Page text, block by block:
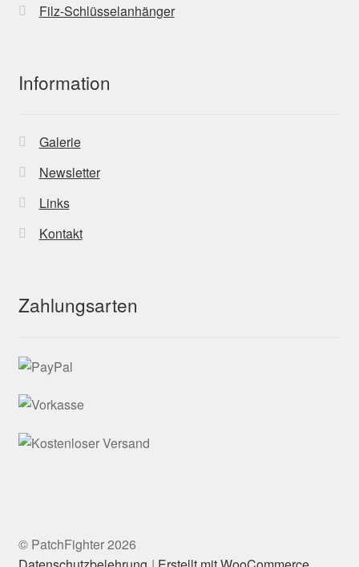
Filz-Schlüsselanhänger
Information
Galerie
Newsletter
Links
Kontakt
Zahlungsarten
© PatchFighter 2026